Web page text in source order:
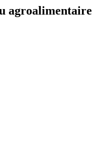
agroalimentaire